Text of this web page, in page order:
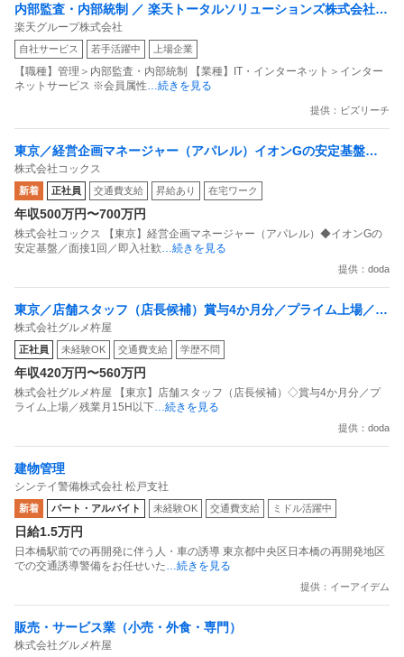
内部監査・内部統制 ／ 楽天トータルソリューションズ株式会社
戦略事業コンプライアンス支援部 業務統制支援課：ショップコン
プライアンス推進担当（SBCSD）
楽天グループ株式会社
自社サービス 若手活躍中 上場企業
【職種】管理＞内部監査・内部統制 【業種】IT・インターネット＞インター
ネットサービス ※会員属性 …続きを見る
提供：ビズリーチ
東京／経営企画マネージャー（アパレル）イオンGの安定基盤／
面接1回／即入社歓迎
株式会社コックス
新着 正社員 交通費支給 昇給あり 在宅ワーク
年収500万円〜700万円
株式会社コックス 【東京】経営企画マネージャー（アパレル）◆イオンGの
安定基盤／面接1回／即入社歓 …続きを見る
提供：doda
東京／店舗スタッフ（店長候補）賞与4か月分／プライム上場／残
業月15H以下／新店オープン多数
株式会社グルメ杵屋
正社員 未経験OK 交通費支給 学歴不問
年収420万円〜560万円
株式会社グルメ杵屋 【東京】店舗スタッフ（店長候補）◇賞与4か月分／プ
ライム上場／残業月15H以下 …続きを見る
提供：doda
建物管理
シンテイ警備株式会社 松戸支社
新着 パート・アルバイト 未経験OK 交通費支給 ミドル活躍中
日給1.5万円
日本橋駅前での再開発に伴う人・車の誘導 東京都中央区日本橋の再開発地区
での交通誘導警備をお任せいた …続きを見る
提供：イーアイデム
販売・サービス業（小売・外食・専門）
株式会社グルメ杵屋